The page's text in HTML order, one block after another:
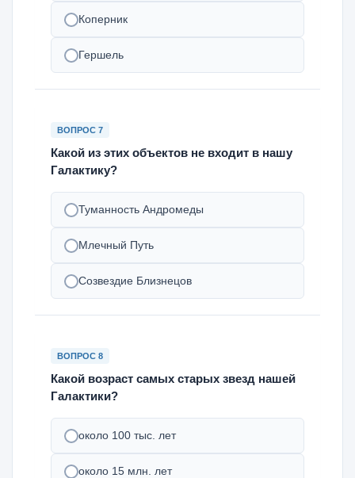
Коперник
Гершель
ВОПРОС 7
Какой из этих объектов не входит в нашу
Галактику?
Туманность Андромеды
Млечный Путь
Созвездие Близнецов
ВОПРОС 8
Какой возраст самых старых звезд нашей
Галактики?
около 100 тыс. лет
около 15 млн. лет